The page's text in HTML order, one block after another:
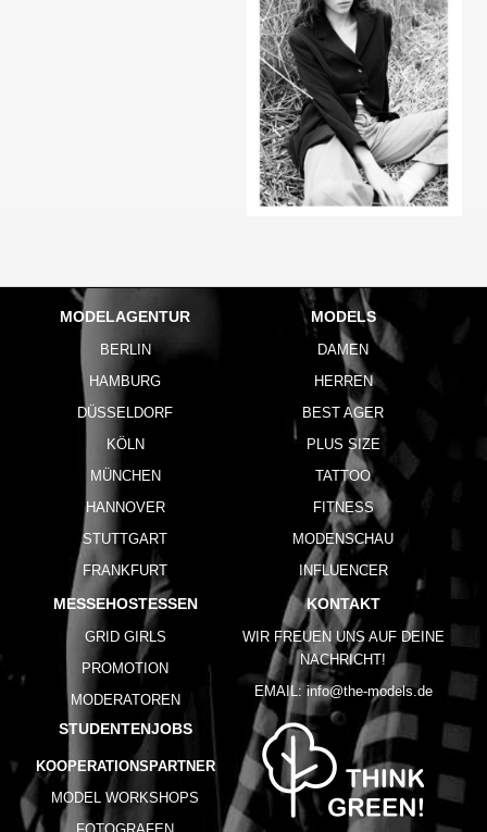
MODELAGENTUR
BERLIN
HAMBURG
DÜSSELDORF
KÖLN
MÜNCHEN
HANNOVER
STUTTGART
FRANKFURT
MODELS
DAMEN
HERREN
BEST AGER
PLUS SIZE
TATTOO
FITNESS
MODENSCHAU
INFLUENCER
MESSEHOSTESSEN
GRID GIRLS
PROMOTION
MODERATOREN
STUDENTENJOBS
KOOPERATIONSPARTNER
MODEL WORKSHOPS
KONTAKT
WIR FREUEN UNS AUF DEINE
NACHRICHT!
EMAIL: info@the-models.de